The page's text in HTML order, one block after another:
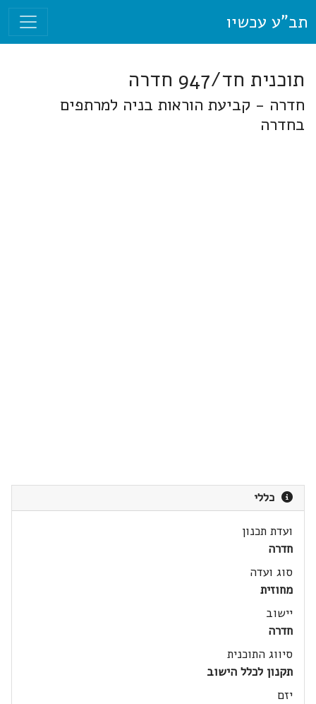
תב"ע עכשיו
תוכנית חד/947 חדרה
חדרה - קביעת הוראות בניה למרתפים
בחדרה
כללי
ועדת תכנון
חדרה
סוג ועדה
מחוזית
יישוב
חדרה
סיווג התוכנית
תקנון לכלל הישוב
יזם